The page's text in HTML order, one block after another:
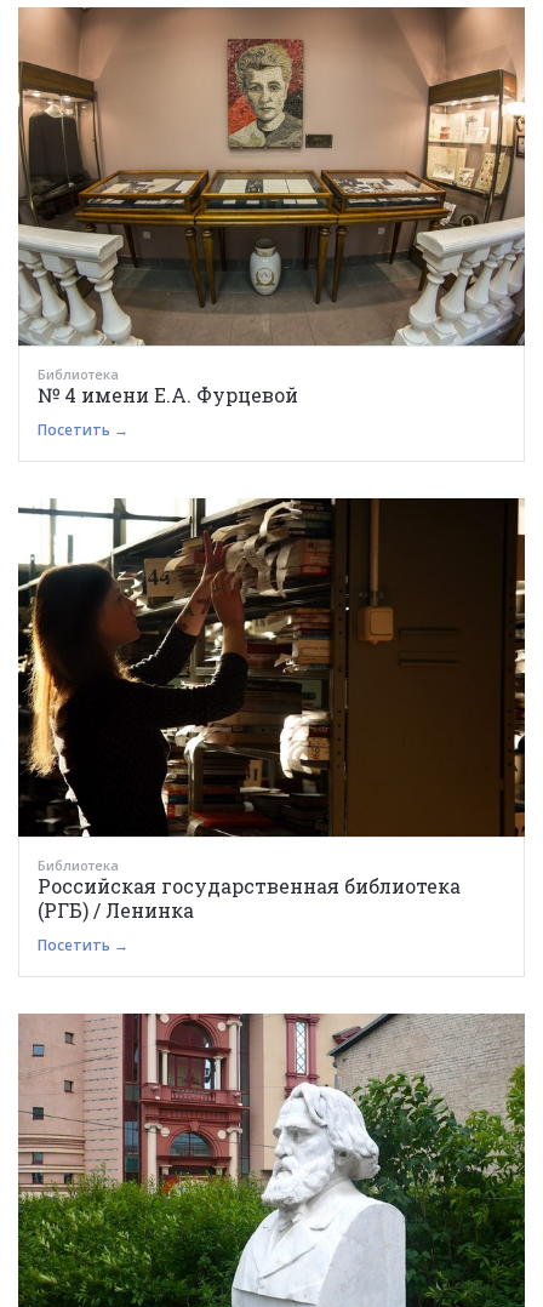
Библиотека
№ 4 имени Е.А. Фурцевой
Посетить →
Библиотека
Российская государственная библиотека
(РГБ) / Ленинка
Посетить →